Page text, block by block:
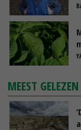
MEEST GELEZEN